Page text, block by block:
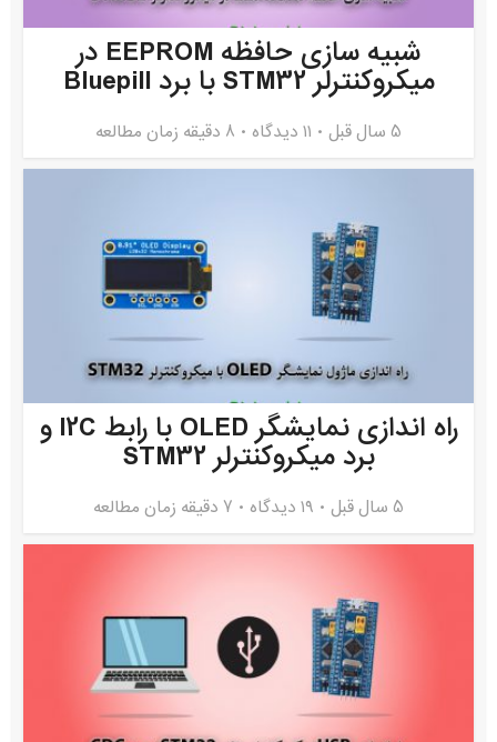
شبیه سازی حافظه EEPROM در
میکروکنترلر STM32 با برد Bluepill
5 سال قبل ۱۱ دیدگاه 8 دقیقه زمان مطالعه
راه اندازی نمایشگر OLED با رابط I2C و
برد میکروکنترلر STM32
5 سال قبل ۱۹ دیدگاه 7 دقیقه زمان مطالعه